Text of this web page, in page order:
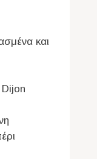
και